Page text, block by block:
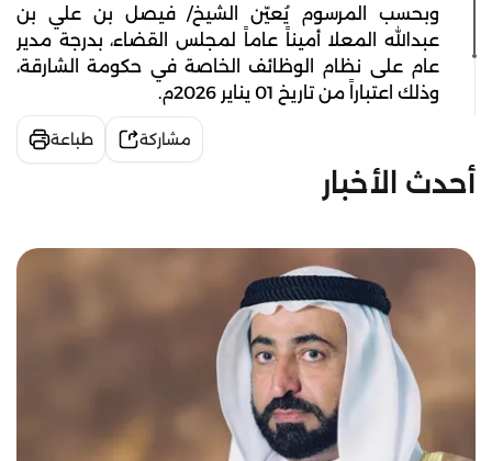
وبحسب المرسوم يُعيّن الشيخ/ فيصل بن علي بن
عبدالله المعلا أميناً عاماً لمجلس القضاء، بدرجة مدير
عام على نظام الوظائف الخاصة في حكومة الشارقة،
وذلك اعتباراً من تاريخ 01 يناير 2026م.
مشاركة طباعة
أحدث الأخبار